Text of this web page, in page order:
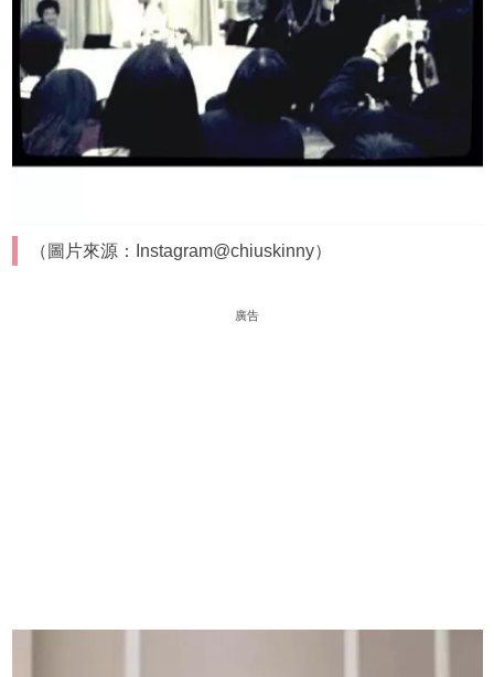
（圖片來源：Instagram@chiuskinny）
廣告